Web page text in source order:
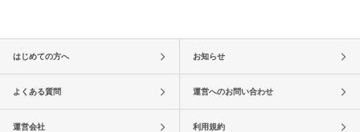
はじめての方へ お知らせ
よくある質問 運営へのお問い合わせ
運営会社 利用規約